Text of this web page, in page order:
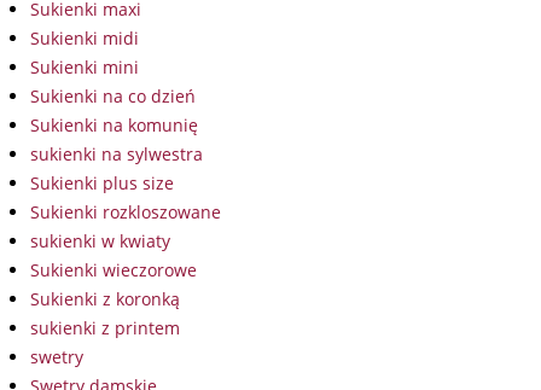
Sukienki maxi
Sukienki midi
Sukienki mini
Sukienki na co dzień
Sukienki na komunię
sukienki na sylwestra
Sukienki plus size
Sukienki rozkloszowane
sukienki w kwiaty
Sukienki wieczorowe
Sukienki z koronką
sukienki z printem
swetry